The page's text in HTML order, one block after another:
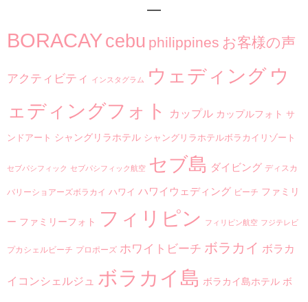
BORACAYcebu philippines お客様の声
アクティビティ インスタグラム ウェディング ウ
ェディングフォト
カップル カップルフォト サ
ンドアート シャングリラホテル シャングリラホテルボラカイリゾート
セブパシフィック セブパシフィック航空 セブ島 ダイビング ディスカ
バリーショアーズボラカイ ハワイ ハワイウェディング ビーチ ファミリ
ー ファミリーフォト フィリピン フィリピン航空 フジテレビ
プカシェルビーチ プロポーズ ホワイトビーチ ボラカイ ボラカ
イコンシェルジュ ボラカイ島 ボラカイ島ホテル ボ